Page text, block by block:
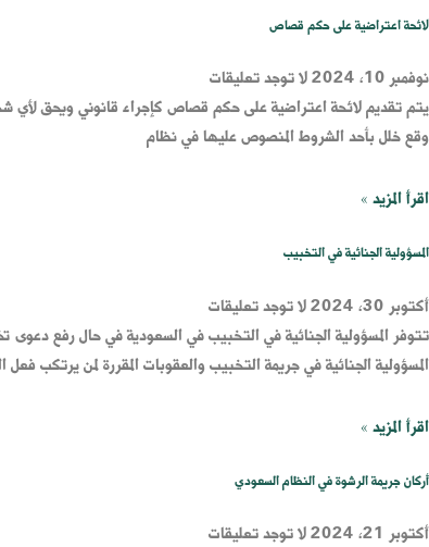
لائحة اعتراضية على حكم قصاص
نوفمبر 10, 2024
لا توجد تعليقات
يتم تقديم لائحة اعتراضية على حكم قصاص كإجراء قانوني ويحق لأي
وقع خلل بأحد الشروط المنصوص عليها في نظام
اقرأ المزيد »
المسؤولية الجنائية في التخبيب
أكتوبر 30, 2024
لا توجد تعليقات
تتوفر المسؤولية الجنائية في التخبيب في السعودية في حال رفع
المسؤولية الجنائية في جريمة التخبيب والعقوبات المقررة لمن يرتكب فعل
اقرأ المزيد »
أركان جريمة الرشوة في النظام السعودي
أكتوبر 21, 2024 لا توجد تعليقات